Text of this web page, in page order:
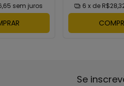
sem juros 6 x de
Se